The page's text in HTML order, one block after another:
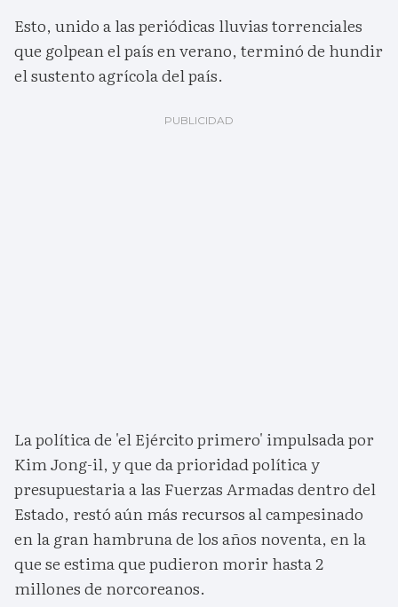
Esto, unido a las periódicas lluvias torrenciales
que golpean el país en verano, terminó de hundir
el sustento agrícola del país.
La política de 'el Ejército primero' impulsada por
Kim Jong-il, y que da prioridad política y
presupuestaria a las Fuerzas Armadas dentro del
Estado, restó aún más recursos al campesinado
en la gran hambruna de los años noventa, en la
que se estima que pudieron morir hasta 2
millones de norcoreanos.